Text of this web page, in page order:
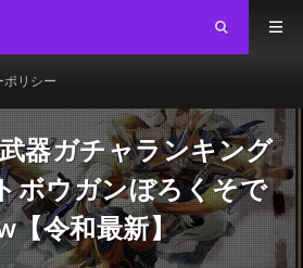
ポリシー
器ガチャランキング
ボウガンぼろくそで
【令和最新】